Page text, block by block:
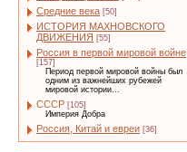
Средние века [50]
ИСТОРИЯ МАХНОВСКОГО
ДВИЖЕНИЯ [55]
Россия в первой мировой войне
[157]
Период первой мировой войны был
одним из важнейших рубежей
мировой истории...
СССР [105]
Империя Добра
Россия, Китай и евреи [36]